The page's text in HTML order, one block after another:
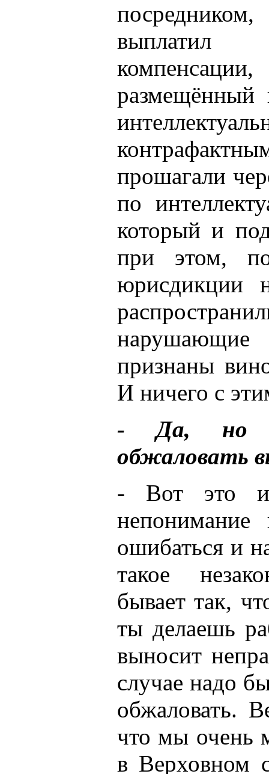
выплатил
размещённый
прошагали
по
который и
при этом,
юрисдикции
признаны
И ничего с
- Да, но
обжаловать
- Вот это и
ошибаться и
такое
бывает так,
ты делаешь
выносит
случае надо
обжаловать.
что мы очень
в Верховном